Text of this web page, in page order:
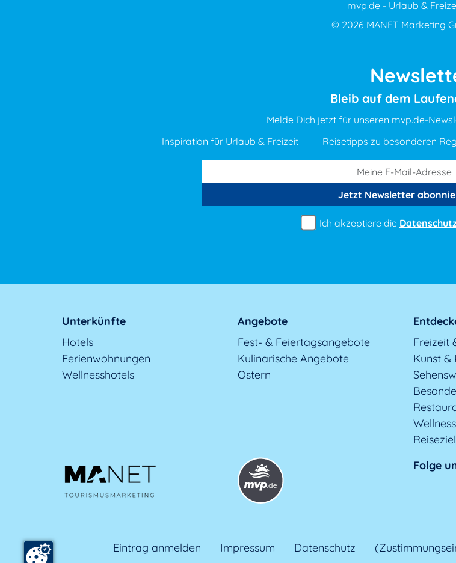
mvp.de - Urlaub &
© 2026 MANET Marketing
Bleib auf dem
Melde Dich jetzt für unseren mvp.de-
Inspiration für Urlaub & Freizeit
Reisetipps zu besonderen
Jetzt Newsletter
Ich akzeptiere die
Unterkünfte
Hotels
Ferienwohnungen
Wellnesshotels
Angebote
Fest- & Feiertagsangebote
Kulinarische Angebote
Ostern
Freizeit
Kunst &
Wellness
Folge
Eintrag anmelden Impressum Datenschutz